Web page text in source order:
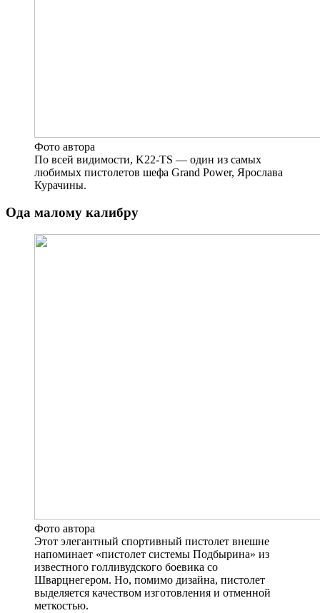
Фото автора
По всей видимости, K22-TS — один из самых
любимых пистолетов шефа Grand Power, Ярослава
Курачины.
Ода малому калибру
Фото автора
Этот элегантный спортивный пистолет внешне
напоминает «пистолет системы Подбырина» из
известного голливудского боевика со
Шварцнегером. Но, помимо дизайна, пистолет
выделяется качеством изготовления и отменной
меткостью.